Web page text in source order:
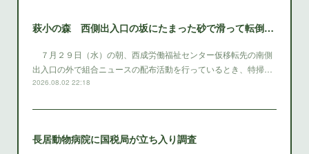
萩小の森 西側出入口の坂にたまった砂で滑って転倒 西成区役所は早急に砂を除去する対策をとること
７月２９日（水）の朝、西成労働福祉センター仮移転先の南側
出入口の外で組合ニュースの配布活動を行っているとき、特掃…
2026.08.02 22:18
長居動物病院に国税局が立ち入り調査